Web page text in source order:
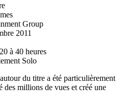
Group
2011
à 40 heures
Solo
autour du titre a été particulièrement
des millions de vues et créé une